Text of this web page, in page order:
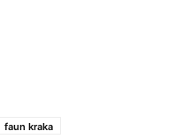
faun kraka